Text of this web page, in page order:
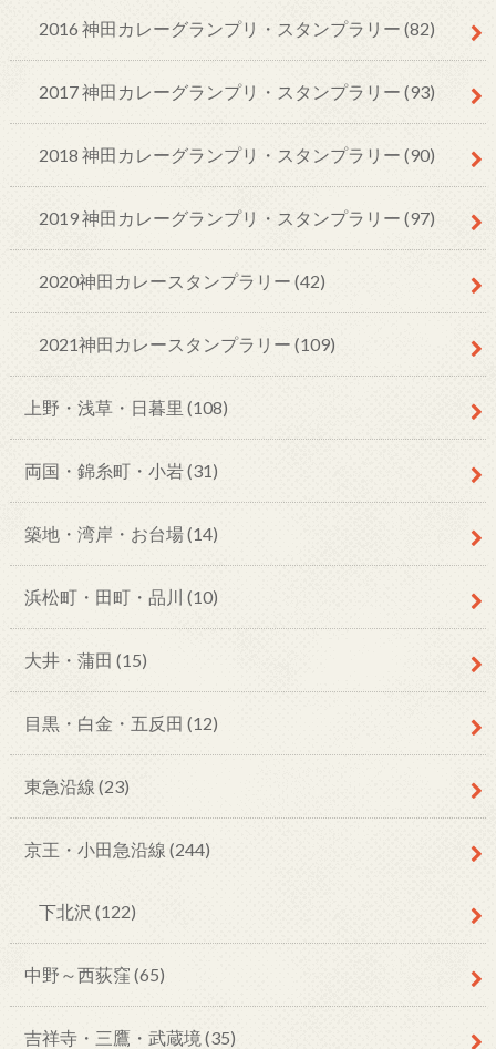
2016 神田カレーグランプリ・スタンプラリー (82)
2017 神田カレーグランプリ・スタンプラリー (93)
2018 神田カレーグランプリ・スタンプラリー (90)
2019 神田カレーグランプリ・スタンプラリー (97)
2020神田カレースタンプラリー (42)
2021神田カレースタンプラリー (109)
上野・浅草・日暮里 (108)
両国・錦糸町・小岩(31)
築地・湾岸・お台場(14)
浜松町・田町・品川 (10)
大井・蒲田 (15)
目黒・白金・五反田 (12)
東急沿線 (23)
京王・小田急沿線 (244)
下北沢 (122)
中野～西荻窪 (65)
吉祥寺・三鷹・武蔵境 (35)